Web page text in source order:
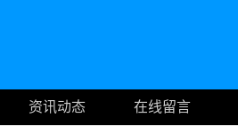
资讯动态 在线留言